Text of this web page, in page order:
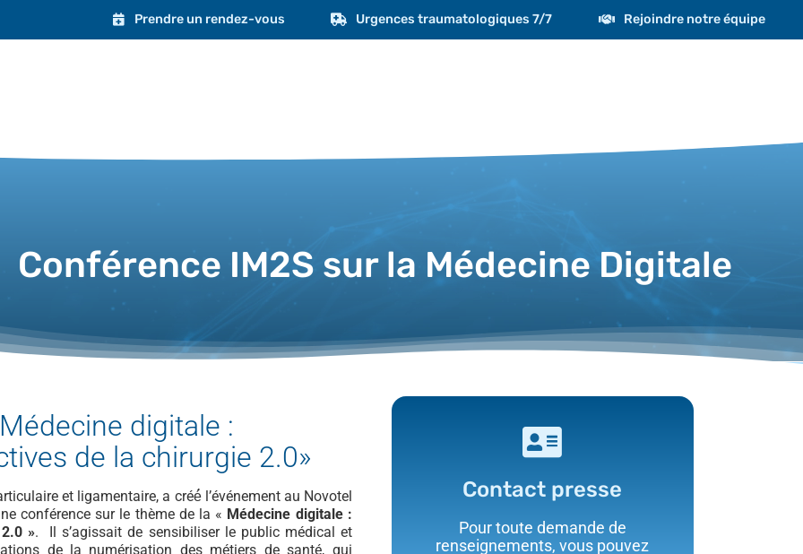
Prendre un rendez-vous Urgences traumatologiques 7/7 Rejoindre notre équipe
Conférence IM2S sur la Médecine Digitale
digitale :
de la chirurgie 2.0»
et ligamentaire, a créé́ l’événement au Novotel
conférence sur le thème de la « Médecine digitale :
».
Il s’agissait de sensibiliser le public médical et
de la numérisation des métiers de santé, qui
Contact presse
Pour toute demande de
renseignements, vous pouvez